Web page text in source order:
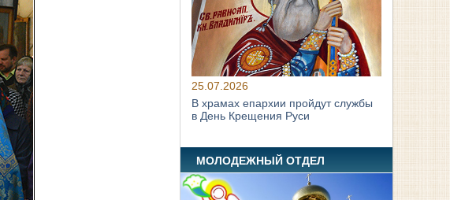
25.07.2026
В храмах епархии пройдут службы
в День Крещения Руси
МОЛОДЕЖНЫЙ ОТДЕЛ